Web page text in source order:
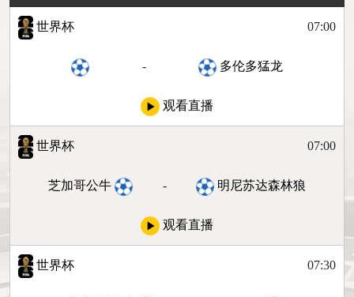
世界杯 07:00
- 多伦多猛龙
观看直播
世界杯 07:00
芝加哥公牛 - 明尼苏达森林狼
观看直播
世界杯 07:30